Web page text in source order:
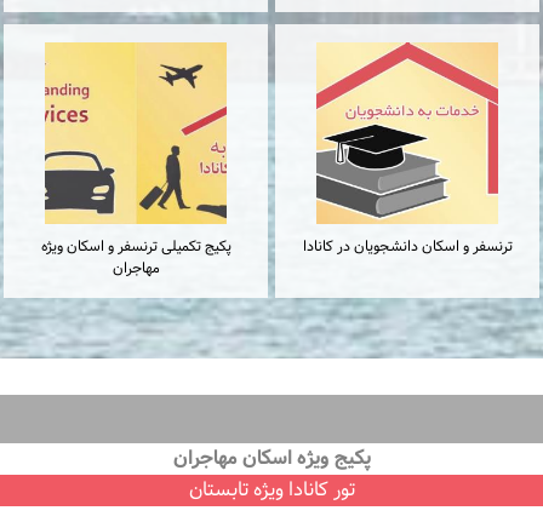
ترنسفر و اسكان دانشجويان در كانادا
پكيج تكميلى ترنسفر و اسكان ويژه
مهاجران
پكيج ويژه اسكان مهاجران
تور كانادا ویژه تابستان